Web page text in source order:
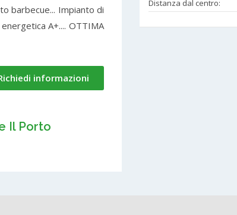
barbecue... Impianto di
A+.... OTTIMA
informazioni
Il Porto
Distanza dal centro: